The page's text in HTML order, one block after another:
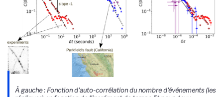
À gauche : Fonction d'auto-corrélation du nombre d'événements (les